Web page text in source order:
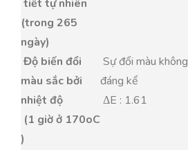
tiết tự nhiên
(trong 265
ngày)
Độ biến đổi
màu sắc bởi
nhiệt độ
(1 giờ ở 170oC
)
Sự đổi màu không
đáng kể
ΔE : 1.61